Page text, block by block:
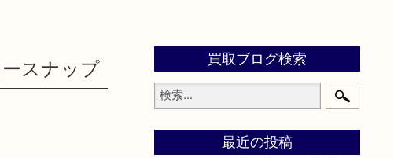
スナップ 買取ブログ検索
最近の投稿